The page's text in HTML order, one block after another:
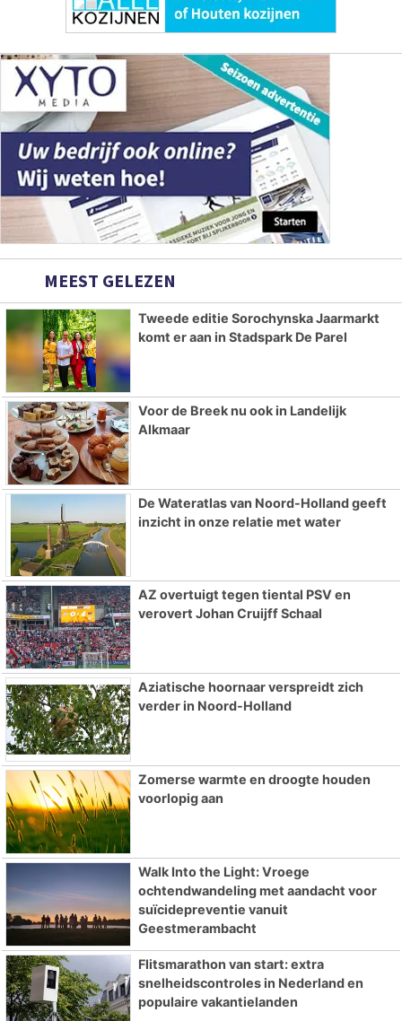
MEEST GELEZEN
Tweede editie Sorochynska Jaarmarkt
komt er aan in Stadspark De Parel
Voor de Breek nu ook in Landelijk
Alkmaar
De Wateratlas van Noord-Holland geeft
inzicht in onze relatie met water
AZ overtuigt tegen tiental PSV en
verovert Johan Cruijff Schaal
Aziatische hoornaar verspreidt zich
verder in Noord-Holland
Zomerse warmte en droogte houden
voorlopig aan
Walk Into the Light: Vroege
ochtendwandeling met aandacht voor
suïcidepreventie vanuit
Geestmerambacht
Flitsmarathon van start: extra
snelheidscontroles in Nederland en
populaire vakantielanden